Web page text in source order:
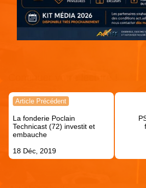
Navigation
l’article
Article Précédent
La fonderie Poclain
Technicast (72) investit et
embauche
18 Déc, 2019